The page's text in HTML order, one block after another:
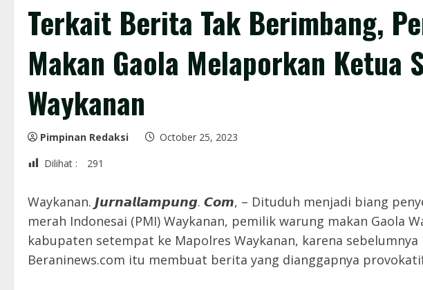
Terkait Berita Tak Berimbang,
Makan Gaola Melaporkan Ketua
Waykanan
Pimpinan Redaksi
October 25, 2023
Dilihat :
291
Waykanan. 𝙅𝙪𝙧𝙣𝙖𝙡𝙡𝙖𝙢𝙥𝙪𝙣𝙜. 𝘾𝙤𝙢, – Dituduh menjadi biang
merah Indonesai (PMI) Waykanan, pemilik warung makan Gaola
kabupaten setempat ke Mapolres Waykanan, karena
Beraninews.com itu membuat berita yang dianggapnya